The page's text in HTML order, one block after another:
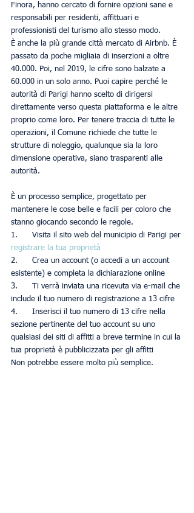
Finora, hanno cercato di fornire opzioni sane e
responsabili per residenti, affittuari e
professionisti del turismo allo stesso modo.
È anche la più grande città mercato di Airbnb. È
passato da poche migliaia di inserzioni a oltre
40.000. Poi, nel 2019, le cifre sono balzate a
60.000 in un solo anno. Puoi capire perché le
autorità di Parigi hanno scelto di dirigersi
direttamente verso questa piattaforma e le altre
proprio come loro. Per tenere traccia di tutte le
operazioni, il Comune richiede che tutte le
strutture di noleggio, qualunque sia la loro
dimensione operativa, siano trasparenti alle
autorità.
È un processo semplice, progettato per
mantenere le cose belle e facili per coloro che
stanno giocando secondo le regole.
1.      Visita il sito web del municipio di Parigi per
registrare la tua proprietà
2.      Crea un account (o accedi a un account
esistente) e completa la dichiarazione online
3.      Ti verrà inviata una ricevuta via e-mail che
include il tuo numero di registrazione a 13 cifre
4.      Inserisci il tuo numero di 13 cifre nella
sezione pertinente del tuo account su uno
qualsiasi dei siti di affitti a breve termine in cui la
tua proprietà è pubblicizzata per gli affitti
Non potrebbe essere molto più semplice.